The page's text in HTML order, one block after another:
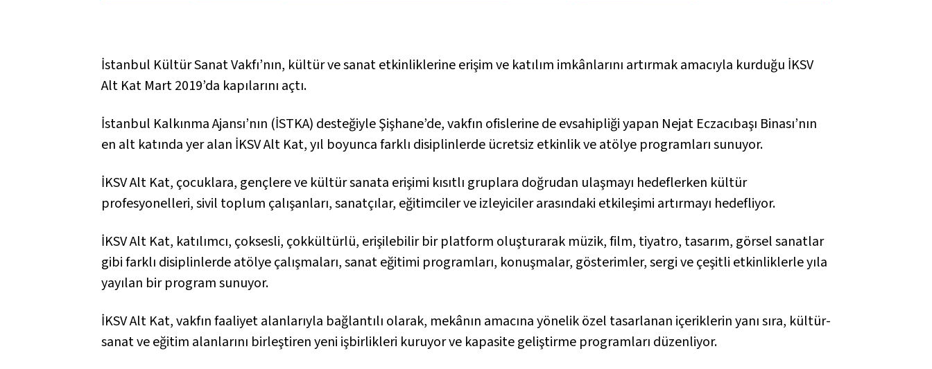
İstanbul Kültür Sanat Vakfı’nın, kültür ve sanat etkinliklerine erişim ve katılım imkânlarını artırmak amacıyla kurduğu İKSV
Alt Kat Mart 2019’da kapılarını açtı.
İstanbul Kalkınma Ajansı’nın (İSTKA) desteğiyle Şişhane’de, vakfın ofislerine de evsahipliği yapan Nejat Eczacıbaşı Binası’nın
en alt katında yer alan İKSV Alt Kat, yıl boyunca farklı disiplinlerde ücretsiz etkinlik ve atölye programları sunuyor.
İKSV Alt Kat, çocuklara, gençlere ve kültür sanata erişimi kısıtlı gruplara doğrudan ulaşmayı hedeflerken kültür
profesyonelleri, sivil toplum çalışanları, sanatçılar, eğitimciler ve izleyiciler arasındaki etkileşimi artırmayı hedefliyor.
İKSV Alt Kat, katılımcı, çoksesli, çokkültürlü, erişilebilir bir platform oluşturarak müzik, film, tiyatro, tasarım, görsel sanatlar
gibi farklı disiplinlerde atölye çalışmaları, sanat eğitimi programları, konuşmalar, gösterimler, sergi ve çeşitli etkinliklerle yıla
yayılan bir program sunuyor.
İKSV Alt Kat, vakfın faaliyet alanlarıyla bağlantılı olarak, mekânın amacına yönelik özel tasarlanan içeriklerin yanı sıra, kültür-
sanat ve eğitim alanlarını birleştiren yeni işbirlikleri kuruyor ve kapasite geliştirme programları düzenliyor.